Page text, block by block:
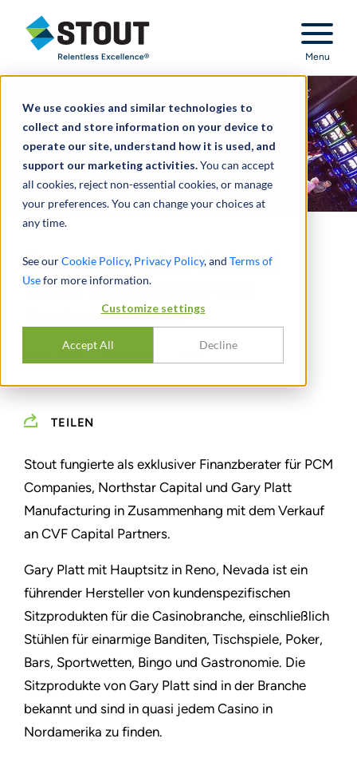
We use cookies and similar technologies to
collect and store information on your device to
operate our site, understand how it is used, and
support our marketing activities.You can accept
all cookies, reject non-essential cookies, or manage
your preferences. You can change your choices at
any time.
See ourCookie Policy, Privacy Policy, and Terms of
Usefor more information.
Customize settings
Accept All Decline
Stout Relentless Excellence
Menu
Beratung beim Verkauf
eines Herstellers von
Casinostühlen
TEILEN
Stout fungierte als exklusiver Finanzberater für PCM
Companies, Northstar Capital und Gary Platt
Manufacturing in Zusammenhang mit dem Verkauf
an CVF Capital Partners.
Gary Platt mit Hauptsitz in Reno, Nevada ist ein
führender Hersteller von kundenspezifischen
Sitzprodukten für die Casinobranche, einschließlich
Stühlen für einarmige Banditen, Tischspiele, Poker,
Bars, Sportwetten, Bingo und Gastronomie. Die
Sitzprodukte von Gary Platt sind in der Branche
bekannt und sind in quasi jedem Casino in
Nordamerika zu finden.